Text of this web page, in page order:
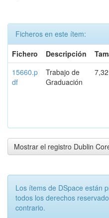
Ficheros en este ítem:
Fichero
Descripción
15660.p
df
Trabajo de
Graduación
Mostrar el registro Dublin
Los ítems de DSpace están
todos los derechos
contrario.